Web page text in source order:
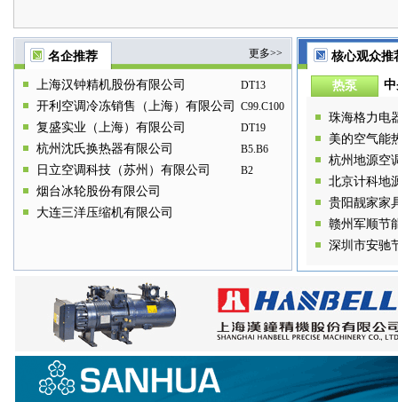
域空调”等十多项可再生能源利用项目
被列为住房与 城乡建设部、江苏省科
技厅、住房与城乡建设厅或南京市建筑
节能科技示范项目与政府财政资助项
目。 先后获省部级科技进步三等奖2
项，市级科技进步三等奖2项，其他通
过科技鉴定项目5项，多项成果达国内
领先水平。获“南京市中青年行业技
术、学科带头人”、“江苏省333高层次
人才培养工程中青年科学技术带头
人”、“江苏省建筑节能工作先 进个
人”、“全国地源热泵行业优秀设计
师”等荣誉。
名企推荐 更多>>
上海汉钟精机股份有限公司 DT13
开利空调冷冻销售（上海）有限公司 C99.C100
复盛实业（上海）有限公司 DT19
杭州沈氏换热器有限公司 B5.B6
日立空调科技（苏州）有限公司 B2
烟台冰轮股份有限公司
大连三洋压缩机有限公司
核心观众推
热泵
珠海格力电
美的空气能
杭州地源空
北京计科地
贵阳靓家家
赣州军顺节
深圳市安驰